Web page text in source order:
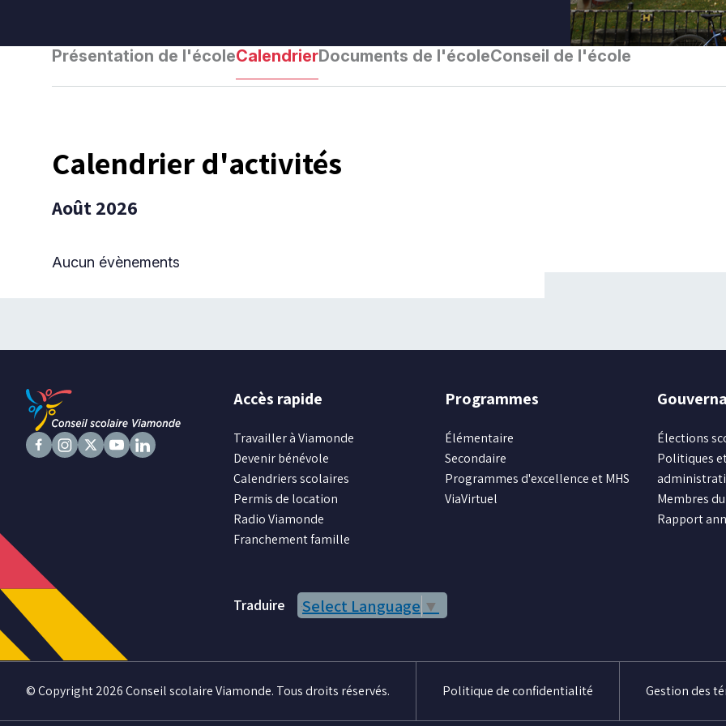
Présentation de l'écoleCalendrierDocuments de l'écoleConseil de l'école
Calendrier d'activités
Août 2026
Aucun évènements
Accès rapide
Travailler à Viamonde
Devenir bénévole
Calendriers scolaires
Permis de location
Radio Viamonde
Franchement famille
Programmes
Élémentaire
Secondaire
Programmes d'excellence et MHS
ViaVirtuel
Élections
Politiques
Membres
Rapport
Traduire Select Language ▼
© Copyright 2026 Conseil scolaire Viamonde. Tous droits réservés. Politique de confidentialité Gestion des